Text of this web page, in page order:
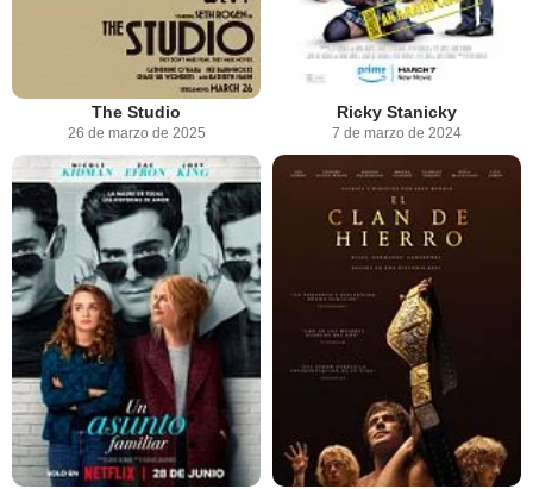
The Studio
26 de marzo de 2025
Ricky Stanicky
7 de marzo de 2024